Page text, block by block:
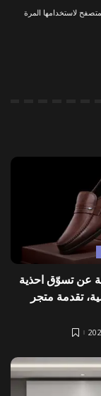
لاستخدامها المرة
عن تسوّق احذية
تقدمة متجر